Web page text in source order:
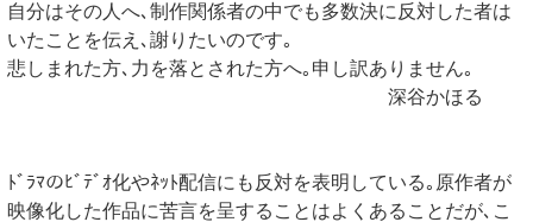
自分はその人へ､制作関係者の中でも多数決に反対した者は
いたことを伝え､謝りたいのです｡
悲しまれた方､力を落とされた方へ｡申し訳ありません｡
深谷かほる
ﾄﾞﾗﾏのﾋﾞﾃﾞｵ化やﾈｯﾄ配信にも反対を表明している｡原作者が
映像化した作品に苦言を呈することはよくあることだが､こ